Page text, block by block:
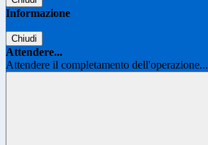
Informazione
Chiudi
Attendere...
Attendere il completamento dell'operazione...